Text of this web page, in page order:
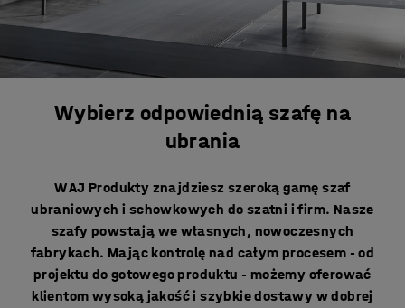
Wybierz odpowiednią szafę na
ubrania
W AJ Produkty znajdziesz szeroką gamę szaf
ubraniowych i schowkowych do szatni i firm. Nasze
szafy powstają we własnych, nowoczesnych
fabrykach. Mając kontrolę nad całym procesem - od
projektu do gotowego produktu - możemy oferować
klientom wysoką jakość i szybkie dostawy w dobrej